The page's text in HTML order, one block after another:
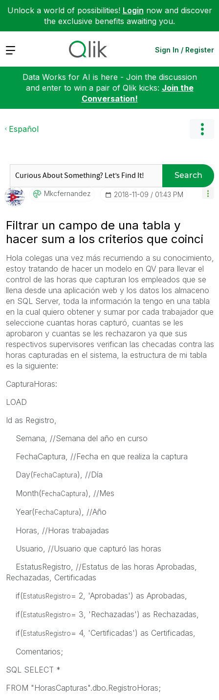
Unlock a world of possibilities! Login now and discover
the exclusive benefits awaiting you.
Expand Sign In / Register
Data Works for AI is here - Join the discussion
and enter to win a pair of Qlik kicks: Join the
Conversation!
Español
Search
Mkcfernandez ‎2018-11-09 01:43 PM
Filtrar un campo de una tabla y
hacer sum a los criterios que coinci
Hola colegas una vez más recurriendo a su conocimiento,
estoy tratando de hacer un modelo en QV para llevar el
control de las horas que capturan los empleados que se
llena desde una aplicación web y los datos los almaceno
en SQL Server, toda la información la tengo en una tabla
en la cual quiero obtener y sumar por cada trabajador que
seleccione cuantas horas capturó, cuantas se les
aprobaron y cuantas se les rechazaron ya que sus
respectivos supervisores verifican las checadas contra las
horas capturadas en el sistema, la estructura de mi tabla
es la siguiente:
CapturaHoras:
LOAD
Id as Registro,
Semana, //Semana del año en curso
FechaCaptura, //Fecha en que realiza la captura
Day(FechaCaptura), //Día
Month(FechaCaptura), //Mes
Year(FechaCaptura), //Año
Horas, //Horas trabajadas
Usuario, //Usuario que capturó las horas
EstatusRegistro, //Estatus de las horas Aprobadas,
Rechazadas, Certificadas
if(EstatusRegistro= 2, 'Aprobadas') as Aprobadas,
if(EstatusRegistro= 3, 'Rechazadas') as Rechazadas,
if(EstatusRegistro= 4, 'Certificadas') as Certificadas,
Comentarios;
SQL SELECT *
FROM "HorasCapturas".dbo.RegistroHoras;